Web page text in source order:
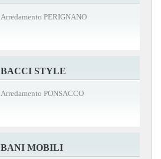
Arredamento PERIGNANO
BACCI STYLE
Arredamento PONSACCO
BANI MOBILI